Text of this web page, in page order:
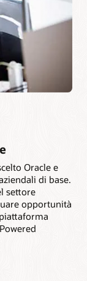
Oracle e
di base.
settore
opportunità